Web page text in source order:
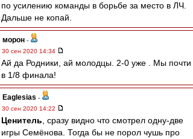
по усилению команды в борьбе за место в ЛЧ.
Дальше не копай.
морон -
30 сен 2020 14:34
Ай да Родники, ай молодцы. 2-0 уже . Мы почти
в 1/8 финала!
Eaglesias -
30 сен 2020 14:22
Ценитель , сразу видно что смотрел одну-две
игры Семёнова. Тогда бы не порол чушь про